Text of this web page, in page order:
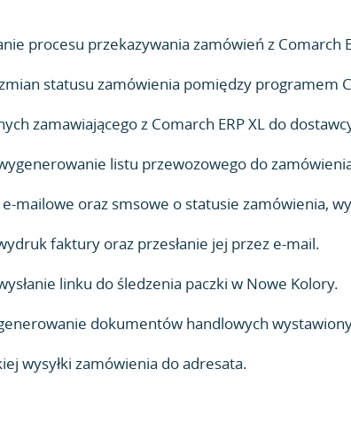
procesu przekazywania zamówień z Comarch
statusu zamówienia pomiędzy programem
zamawiającego z Comarch ERP XL do
listu przewozowego do
mailowe oraz smsowe o statusie zamówienia,
faktury oraz przesłanie jej przez e-mail.
linku do śledzenia paczki w Nowe Kolory.
dokumentów handlowych
wysyłki zamówienia do adresata.